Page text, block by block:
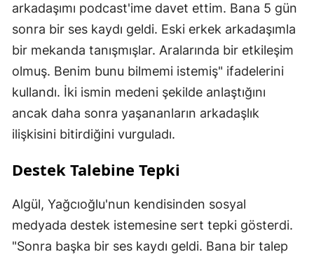
arkadaşımı podcast'ime davet ettim. Bana 5 gün
sonra bir ses kaydı geldi. Eski erkek arkadaşımla
bir mekanda tanışmışlar. Aralarında bir etkileşim
olmuş. Benim bunu bilmemi istemiş" ifadelerini
kullandı. İki ismin medeni şekilde anlaştığını
ancak daha sonra yaşananların arkadaşlık
ilişkisini bitirdiğini vurguladı.
Destek Talebine Tepki
Algül, Yağcıoğlu'nun kendisinden sosyal
medyada destek istemesine sert tepki gösterdi.
"Sonra başka bir ses kaydı geldi. Bana bir talep